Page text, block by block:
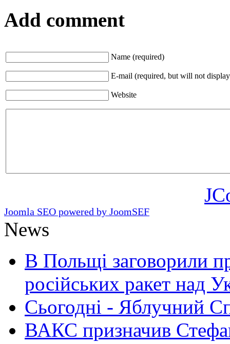
Add comment
Name (required)
E-mail (required, but will not
Website
Joomla SEO powered by JoomSEF
News
В Польщі заговорили
російських ракет над
Сьогодні - Яблучний
ВАКС призначив